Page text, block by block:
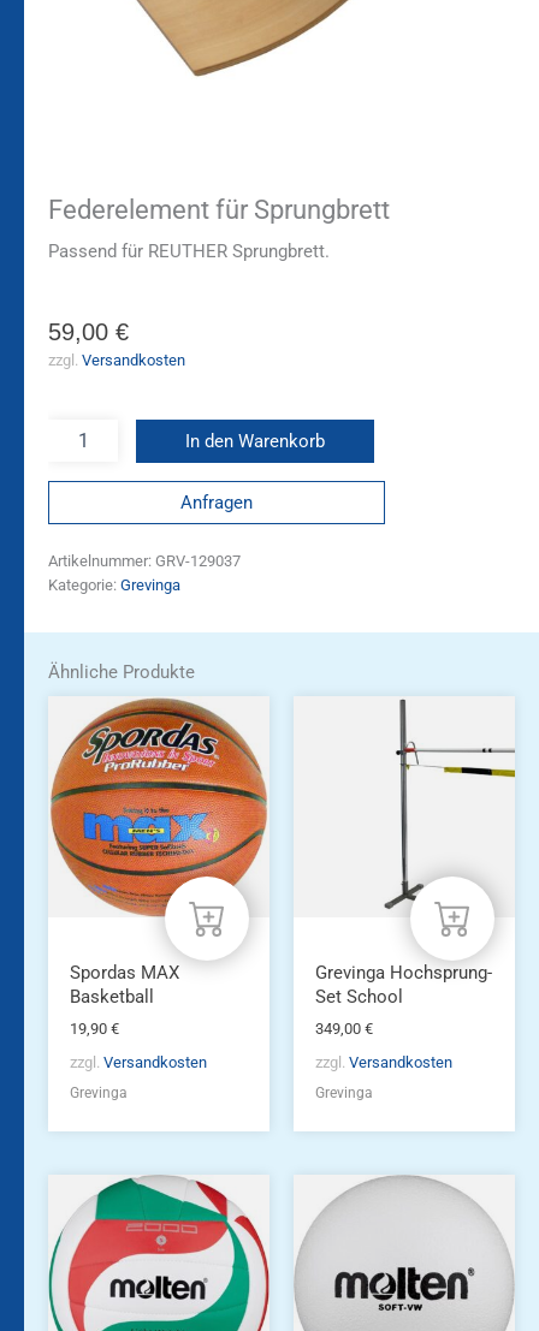
Federelement für Sprungbrett
Passend für REUTHER Sprungbrett.
59,00 €
zzgl. Versandkosten
In den Warenkorb
Anfragen
Artikelnummer: GRV-129037
Kategorie: Grevinga
Ähnliche Produkte
Spordas MAX
Basketball
19,90 €
zzgl. Versandkosten
Grevinga
Grevinga Hochsprung-
Set School
349,00 €
zzgl. Versandkosten
Grevinga